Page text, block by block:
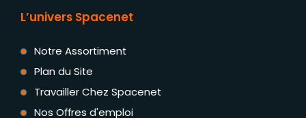
L’univers Spacenet
Notre Assortiment
Plan du Site
Travailler Chez Spacenet
Nos Offres d'emploi